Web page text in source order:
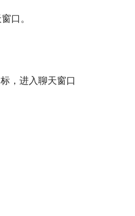
口。
，进入聊天窗口